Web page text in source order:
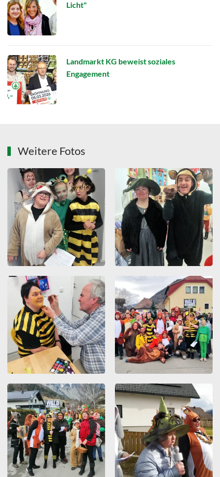
Licht"
Landmarkt KG beweist soziales
Engagement
Weitere Fotos
ZOOMEN ZOOMEN
ZOOMEN ZOOMEN
ZOOMEN ZOOMEN